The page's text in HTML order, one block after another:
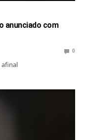
anunciado com
0
afinal